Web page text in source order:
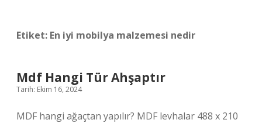
Etiket: En iyi mobilya malzemesi nedir
Mdf Hangi Tür Ahşaptır
Tarih: Ekim 16, 2024
MDF hangi ağaçtan yapılır? MDF levhalar 488 x 210